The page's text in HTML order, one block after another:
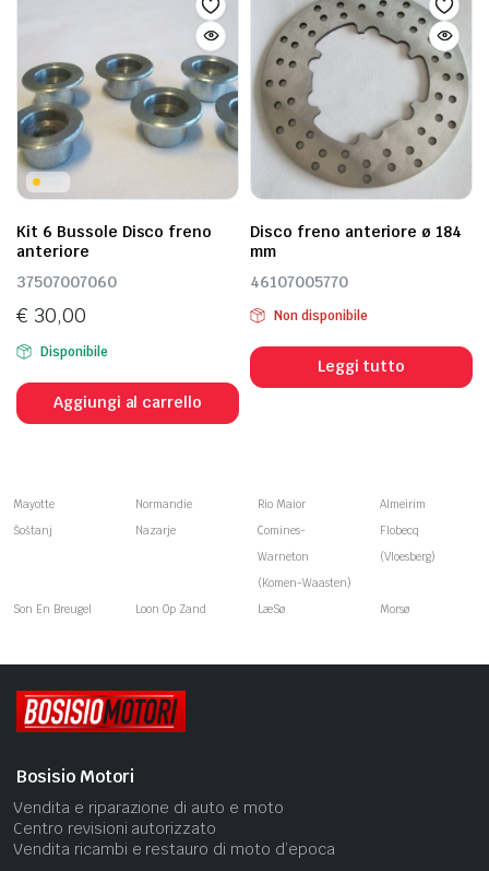
Kit 6 Bussole Disco freno
anteriore
37507007060
€ 30,00
Disponibile
Aggiungi al carrello
Disco freno anteriore ø 184
mm
46107005770
Non disponibile
Leggi tutto
Mayotte Normandie Rio Maior
Almeirim
Šoštanj
Nazarje
Comines-
Warneton
(Komen-Waasten)
Flobecq
(Vloesberg)
Son En Breugel Loon Op Zand LæSø Morsø
Bosisio Motori
Vendita e riparazione di auto e moto
Centro revisioni autorizzato
Vendita ricambi e restauro di moto d’epoca